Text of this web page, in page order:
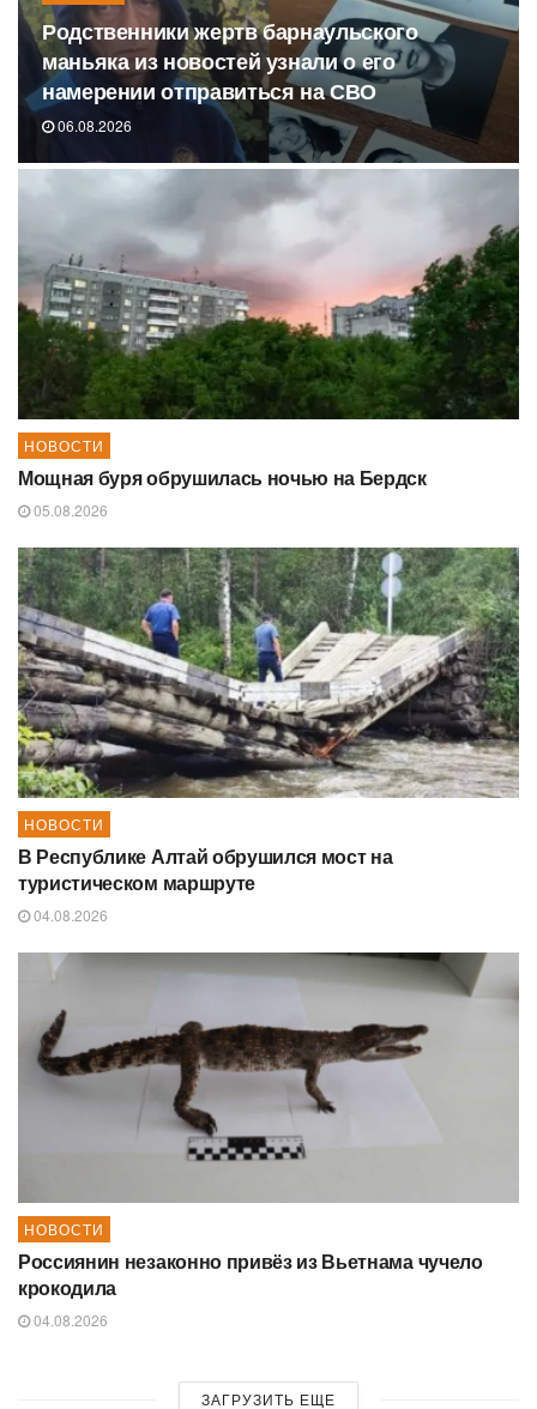
Родственники жертв барнаульского
маньяка из новостей узнали о его
намерении отправиться на СВО
06.08.2026
НОВОСТИ
Мощная буря обрушилась ночью на Бердск
05.08.2026
НОВОСТИ
В Республике Алтай обрушился мост на
туристическом маршруте
04.08.2026
НОВОСТИ
Россиянин незаконно привёз из Вьетнама чучело
крокодила
04.08.2026
ЗАГРУЗИТЬ ЕЩЕ